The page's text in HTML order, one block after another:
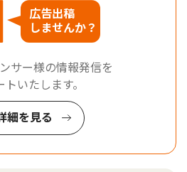
広告出稿
しませんか？
サー様の情報発信を
トいたします。
細を見る